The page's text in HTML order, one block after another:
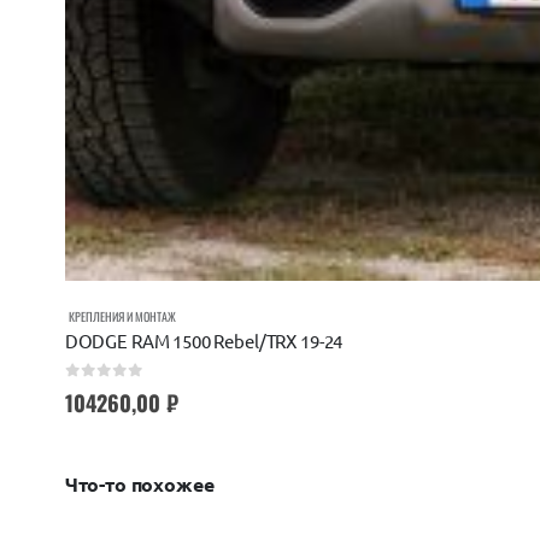
КРЕПЛЕНИЯ И МОНТАЖ
DODGE RAM 1500 Rebel/TRX 19-24
104260,00 ₽
Что-то похожее